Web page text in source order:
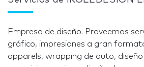
Empresa de diseño. Proveemos
gráfico, impresiones a gran
apparels, wrapping de auto,